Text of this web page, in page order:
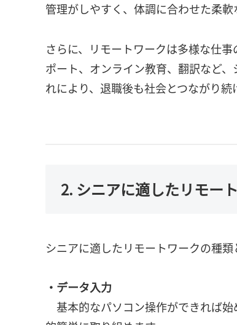
管理がしやすく、体調に合わせた柔軟
さらに、リモートワークは多様な仕
ポート、オンライン教育、翻訳など
れにより、退職後も社会とつながり
2. シニアに適したリモー
シニアに適したリモートワークの種類
・データ入力
基本的なパソコン操作ができれば